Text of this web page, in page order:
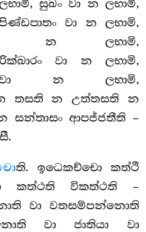
සුඛං වා න ලභාමි,
වා න ලභාමි,
න ලභාමි,
වා න ලභාමි,
වා න ලභාමි,
තසති න උත්තසති න
සන්තාසං ආපජ්ජතීති –
ති. ඉධෙකච්චො කත්ථී
කත්ථති විකත්ථති –
වා වතසම්පන්නොති
වා ජාතියා වා